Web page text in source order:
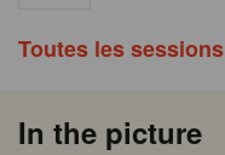
Toutes les sessions
In the picture